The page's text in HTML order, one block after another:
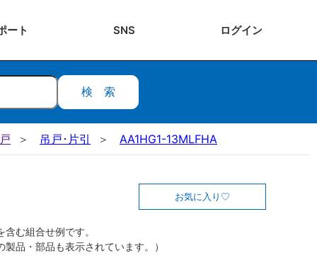
ート SNS ログイン
検索
吊戸･片引 AA1HG1-13MLFHA
お気に入り
む組合せ例です。
製品・部品も表示されています。）